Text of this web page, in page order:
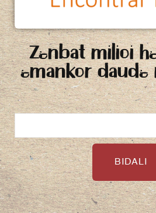
Zenbat milioi
emankor daude